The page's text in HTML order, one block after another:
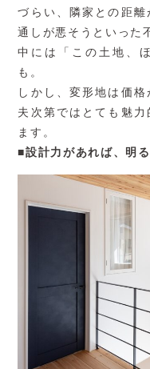
づらい、隣家との距
通しが悪そうといった
中には「この土地、
も。
しかし、変形地は価
夫次第ではとても魅
ます。
■設計力があれば、明